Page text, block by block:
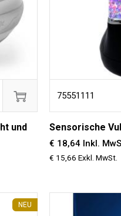
und
75551111
Sensorische
€ 18,64 Inkl.
€ 15,66 Exkl. MwSt.
NEU